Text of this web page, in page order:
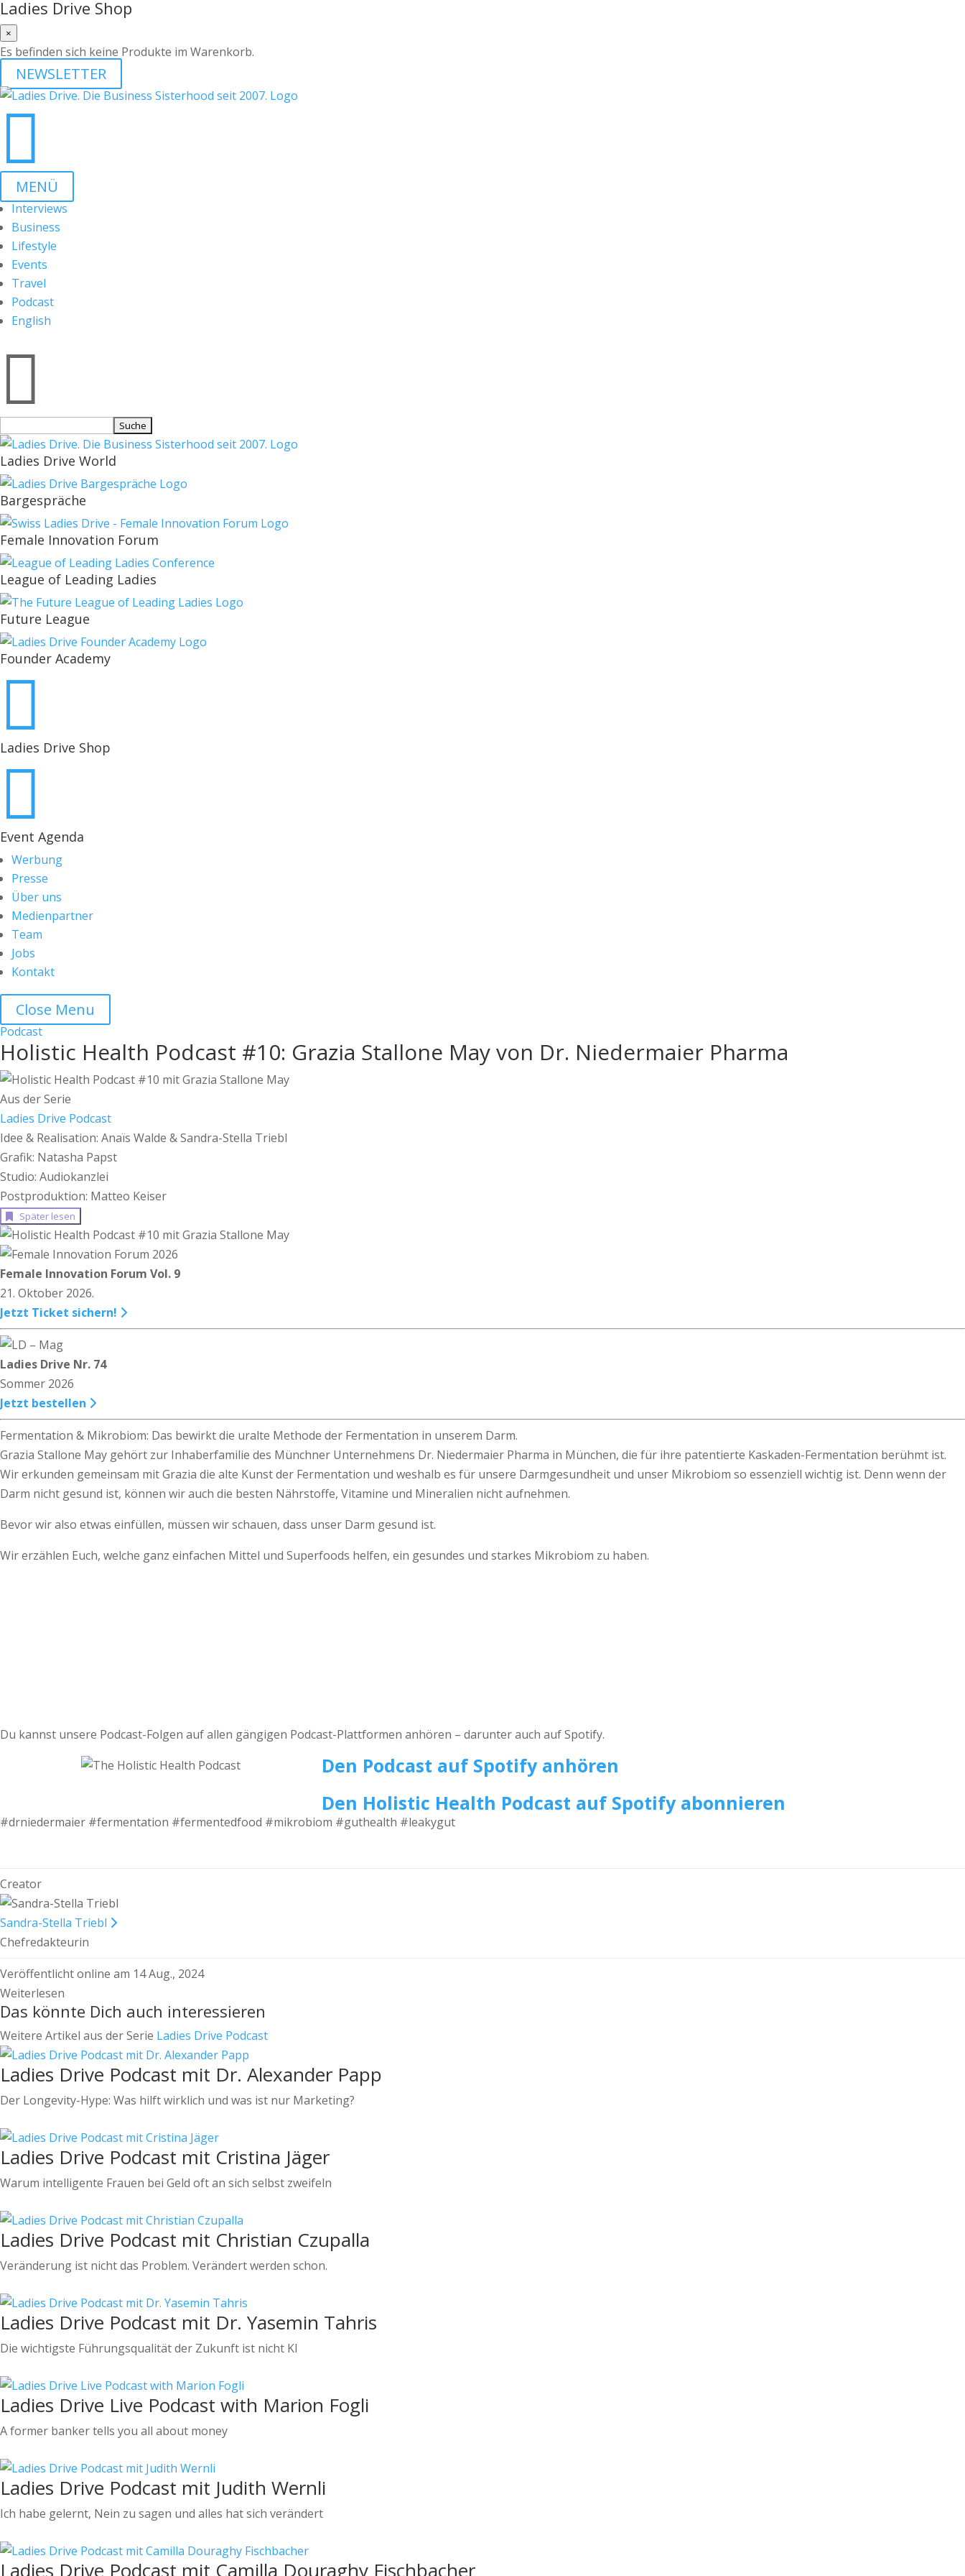
Ladies Drive Shop
×
Es befinden sich keine Produkte im Warenkorb.
NEWSLETTER

MENÜ
Interviews
Business
Lifestyle
Events
Travel
Podcast
English

nach:
Ladies Drive World
Bargespräche
Female Innovation Forum
League of Leading Ladies
Future League
Founder Academy

Ladies Drive Shop

Event Agenda
Werbung
Presse
Über uns
Medienpartner
Team
Jobs
Kontakt
Close Menu
Podcast
Holistic Health Podcast #10: Grazia Stallone May von Dr. Niedermaier Pharma
Aus der Serie
Ladies Drive Podcast
Idee & Realisation: Anaïs Walde & Sandra-Stella Triebl
⁠Grafik: Natasha Papst
⁠Studio: Audiokanzlei
⁠Postproduktion: Matteo Keiser
Später lesen
Female Innovation Forum Vol. 9
21. Oktober 2026.
Jetzt Ticket sichern!
Ladies Drive Nr. 74
Sommer 2026
Jetzt bestellen
Fermentation & Mikrobiom: Das bewirkt die uralte Methode der Fermentation in unserem Darm.
Grazia Stallone May gehört zur Inhaberfamilie des Münchner Unternehmens Dr. Niedermaier Pharma in München, die für ihre patentierte Kaskaden-Fermentation berühmt ist.
Wir erkunden gemeinsam mit Grazia die alte Kunst der Fermentation und weshalb es für unsere Darmgesundheit und unser Mikrobiom so essenziell wichtig ist. Denn wenn der
Darm nicht gesund ist, können wir auch die besten Nährstoffe, Vitamine und Mineralien nicht aufnehmen.
Bevor wir also etwas einfüllen, müssen wir schauen, dass unser Darm gesund ist.
Wir erzählen Euch, welche ganz einfachen Mittel und Superfoods helfen, ein gesundes und starkes Mikrobiom zu haben.
Du kannst unsere Podcast-Folgen auf allen gängigen Podcast-Plattformen anhören – darunter auch auf Spotify.
Den Podcast auf Spotify anhören
Den Holistic Health Podcast auf Spotify abonnieren
#drniedermaier #fermentation #fermentedfood #mikrobiom #guthealth #leakygut
Creator
Sandra-Stella Triebl
Chefredakteurin
Veröffentlicht online am 14 Aug., 2024
Weiterlesen
Das könnte Dich auch interessieren
Weitere Artikel aus der Serie Ladies Drive Podcast
Ladies Drive Podcast mit Dr. Alexander Papp
Der Longevity-Hype: Was hilft wirklich und was ist nur Marketing?
Ladies Drive Podcast mit Cristina Jäger
Warum intelligente Frauen bei Geld oft an sich selbst zweifeln
Ladies Drive Podcast mit Christian Czupalla
Veränderung ist nicht das Problem. Verändert werden schon.
Ladies Drive Podcast mit Dr. Yasemin Tahris
Die wichtigste Führungsqualität der Zukunft ist nicht KI
Ladies Drive Live Podcast with Marion Fogli
A former banker tells you all about money
Ladies Drive Podcast mit Judith Wernli
Ich habe gelernt, Nein zu sagen und alles hat sich verändert
Ladies Drive Podcast mit Camilla Douraghy Fischbacher